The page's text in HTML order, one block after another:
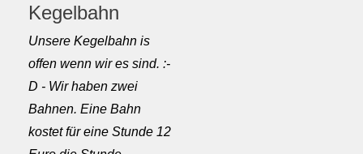
Kegelbahn
Unsere Kegelbahn is
offen wenn wir es sind. :-
D - Wir haben zwei
Bahnen. Eine Bahn
kostet für eine Stunde 12